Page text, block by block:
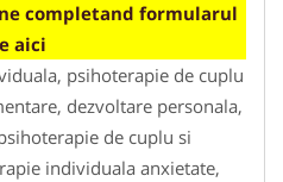
completand formularul
aici
psihoterapie de cuplu
dezvoltare personala,
de cuplu si
individuala anxietate,